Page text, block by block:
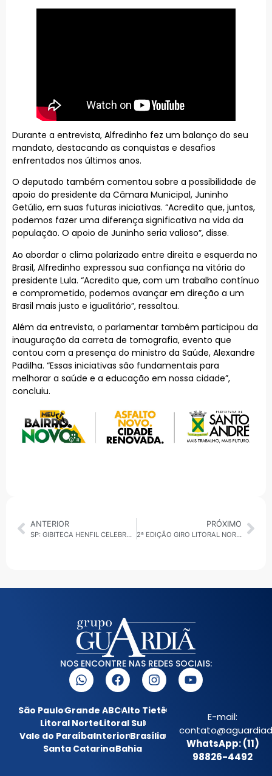
Durante a entrevista, Alfredinho fez um balanço do seu
mandato, destacando as conquistas e desafios
enfrentados nos últimos anos.
O deputado também comentou sobre a possibilidade de
apoio do presidente da Câmara Municipal, Juninho
Getúlio, em suas futuras iniciativas. “Acredito que, juntos,
podemos fazer uma diferença significativa na vida da
população. O apoio de Juninho seria valioso”, disse.
Ao abordar o clima polarizado entre direita e esquerda no
Brasil, Alfredinho expressou sua confiança na vitória do
presidente Lula. “Acredito que, com um trabalho contínuo
e comprometido, podemos avançar em direção a um
Brasil mais justo e igualitário”, ressaltou.
Além da entrevista, o parlamentar também participou da
inauguração da carreta de tomografia, evento que
contou com a presença do ministro da Saúde, Alexandre
Padilha. “Essas iniciativas são fundamentais para
melhorar a saúde e a educação em nossa cidade”,
concluiu.
ANTERIOR
SP: GIBITECA HENFIL CELEBRA O DIA NACIONAL DAS HISTÓRIAS EM QUADRINHOS E SE PREPARA PARA 35 ANOS DE HISTÓRIA
PRÓXIMO
2ª EDIÇÃO GIRO LITORAL NORTE SEXTA-FEIRA, 30/01/2026: AGENDA REGIONAL E SERVIÇOS
NOS ENCONTRE NAS REDES SOCIAIS:
São PauloGrande ABCAlto Tietê
Litoral NorteLitoral Sul
Vale do ParaíbaInteriorBrasília
Santa CatarinaBahia
E-mail:
WhatsApp: (11)
98826-4492